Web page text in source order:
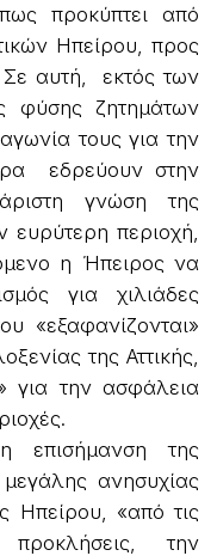
προκύπτει από
Ηπείρου, προς
αυτή, εκτός των
φύσης ζητημάτων
τους για την
εδρεύουν στην
γνώση της
ευρύτερη περιοχή,
η Ήπειρος να
για χιλιάδες
«εξαφανίζονται»
της Αττικής,
για την ασφάλεια
επισήμανση της
ανησυχίας
Ηπείρου, «από τις
την